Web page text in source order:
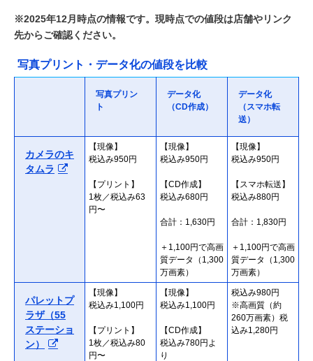
※2025年12月時点の情報です。現時点での値段は店舗やリンク
先からご確認ください。
写真プリント・データ化の値段を比較
写真プリン
ト
データ化
（CD作成）
データ化
（スマホ転
送）
カメラのキ
タムラ
【現像】
税込み950円
【プリント】
1枚／税込み63
円〜
【現像】
税込み950円
【CD作成】
税込み680円
合計：1,630円
＋1,100円で高画
質データ（1,300
万画素）
【現像】
税込み950円
【スマホ転送】
税込み880円
合計：1,830円
＋1,100円で高画
質データ（1,300
万画素）
パレットプ
ラザ（55
ステーショ
ン）
【現像】
税込み1,100円
【プリント】
1枚／税込み80
円〜
【現像】
税込み1,100円
【CD作成】
税込み780円よ
り
税込み980円
※高画質（約
260万画素）税
込み1,280円